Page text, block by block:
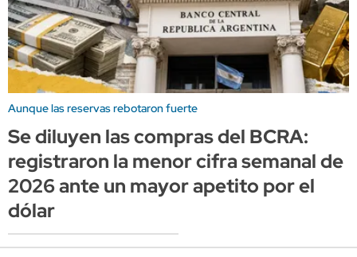
Aunque las reservas rebotaron fuerte
Se diluyen las compras del BCRA:
registraron la menor cifra semanal de
2026 ante un mayor apetito por el
dólar